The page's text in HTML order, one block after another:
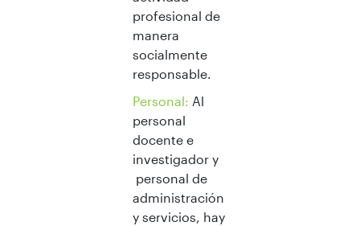
profesional de
manera
socialmente
responsable.
Personal: Al
personal
docente e
investigador y
personal de
administración
y servicios, hay